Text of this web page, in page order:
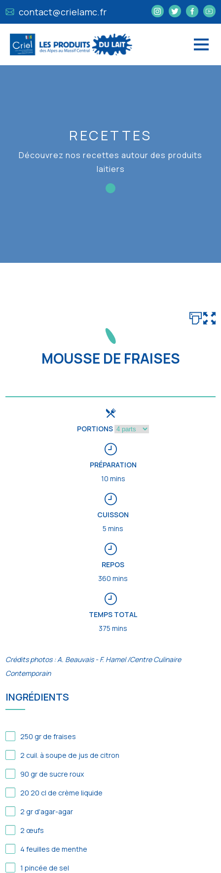
contact@crielamc.fr
RECETTES
Découvrez nos recettes autour des produits
laitiers
MOUSSE DE FRAISES
PORTIONS
PRÉPARATION
10 mins
CUISSON
5 mins
REPOS
360 mins
TEMPS TOTAL
375 mins
Crédits photos : A. Beauvais - F. Hamel /Centre Culinaire
Contemporain
INGRÉDIENTS
250 gr de fraises
2 cuil. à soupe de jus de citron
90 gr de sucre roux
20 20 cl de crème liquide
2 gr d'agar-agar
2 œufs
4 feuilles de menthe
1 pincée de sel